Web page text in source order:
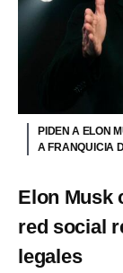
PIDEN A ELON
A FRANQUICIA
Elon Musk
red social
legales